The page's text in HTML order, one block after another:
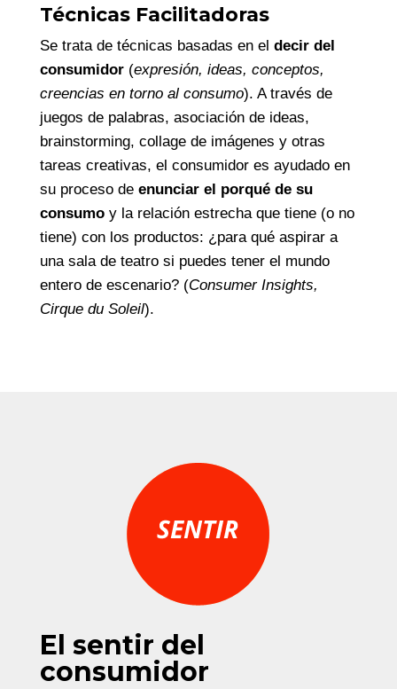
Técnicas Facilitadoras
Se trata de técnicas basadas en el decir del
consumidor(expresión, ideas, conceptos,
creencias en torno al consumo). A través de
juegos de palabras, asociación de ideas,
brainstorming, collage de imágenes y otras
tareas creativas, el consumidor es ayudado en
su proceso de enunciar el porqué de su
consumoy la relación estrecha que tiene (o no
tiene) con los productos: ¿para qué aspirar a
una sala de teatro si puedes tener el mundo
entero de escenario? (Consumer Insights,
Cirque du Soleil).
El sentir del
consumidor